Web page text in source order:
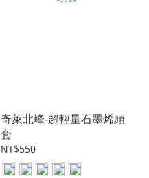
奇萊北峰-超輕量石墨烯頭
套
NT$550